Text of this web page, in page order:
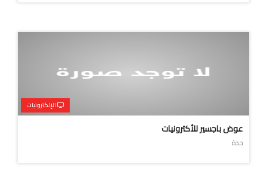
الإلكترونيات
عوض باجسير للأكترونيات
جدة